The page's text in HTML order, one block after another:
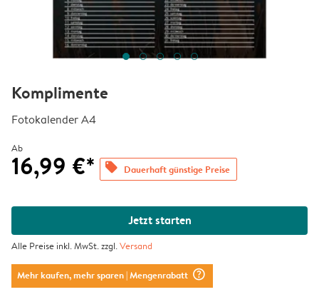
Komplimente
Fotokalender A4
Ab
16,99 €* offers Dauerhaft günstige Preise
Jetzt starten
Alle Preise inkl. MwSt. zzgl.Versand
Mehr kaufen, mehr sparen| Mengenrabatt question_mark_circle